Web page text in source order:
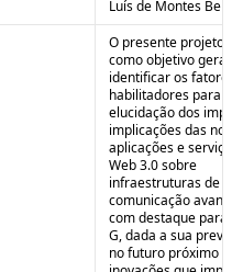
Luís de Montes
O presente projeto
como objetivo geral
identificar os
habilitadores para a
elucidação dos
implicações das
aplicações e
Web 3.0 sobre
infraestruturas de
comunicação
com destaque para
G, dada a sua
no futuro próximo